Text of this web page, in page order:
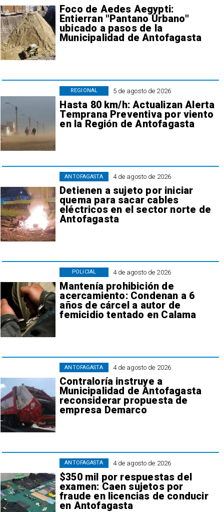
Foco de Aedes Aegypti:
Entierran "Pantano Urbano"
ubicado a pasos de la
Municipalidad de Antofagasta
5 de agosto de 2026
Hasta 80 km/h: Actualizan Alerta
Temprana Preventiva por viento
en la Región de Antofagasta
REGIONAL
4 de agosto de 2026
Detienen a sujeto por iniciar
quema para sacar cables
eléctricos en el sector norte de
Antofagasta
ANTOFAGASTA
4 de agosto de 2026
Mantenía prohibición de
acercamiento: Condenan a 6
años de cárcel a autor de
femicidio tentado en Calama
POLICIAL
4 de agosto de 2026
Contraloría instruye a
Municipalidad de Antofagasta
reconsiderar propuesta de
empresa Demarco
ANTOFAGASTA
4 de agosto de 2026
$350 mil por respuestas del
examen: Caen sujetos por
fraude en licencias de conducir
en Antofagasta
ANTOFAGASTA